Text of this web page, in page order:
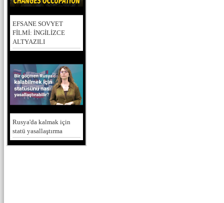
EFSANE SOVYET
FİLMİ: İNGİLİZCE
ALTYAZILI
Rusya'da kalmak için
statü yasallaştırma